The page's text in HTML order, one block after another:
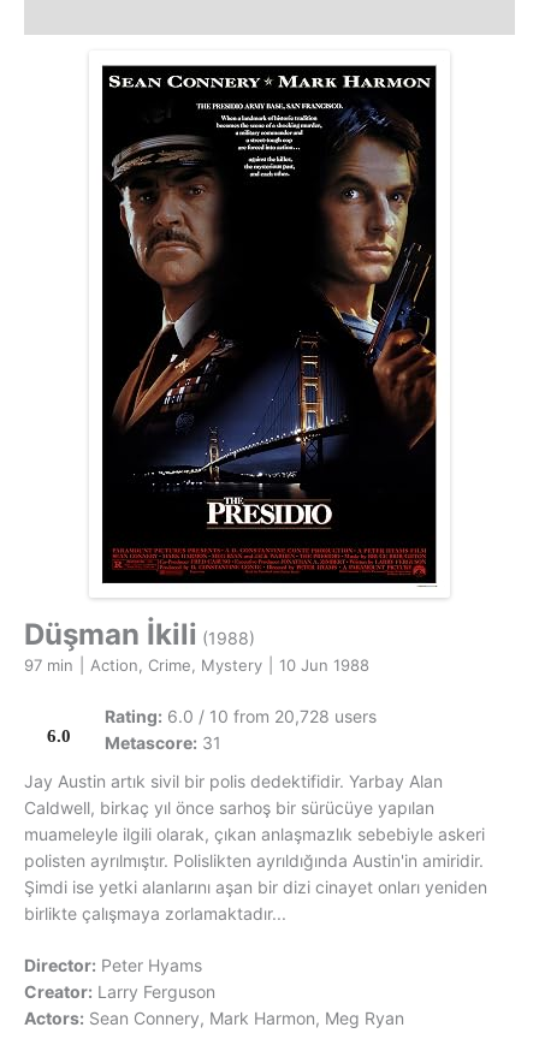
Düşman İkili (1988)
97 min Action, Crime, Mystery 10 Jun 1988
6.0
Rating: 6.0 / 10 from 20,728 users
Metascore: 31
Jay Austin artık sivil bir polis dedektifidir. Yarbay Alan
Caldwell, birkaç yıl önce sarhoş bir sürücüye yapılan
muameleyle ilgili olarak, çıkan anlaşmazlık sebebiyle askeri
polisten ayrılmıştır. Polislikten ayrıldığında Austin'in amiridir.
Şimdi ise yetki alanlarını aşan bir dizi cinayet onları yeniden
birlikte çalışmaya zorlamaktadır...
Director: Peter Hyams
Creator: Larry Ferguson
Actors: Sean Connery, Mark Harmon, Meg Ryan